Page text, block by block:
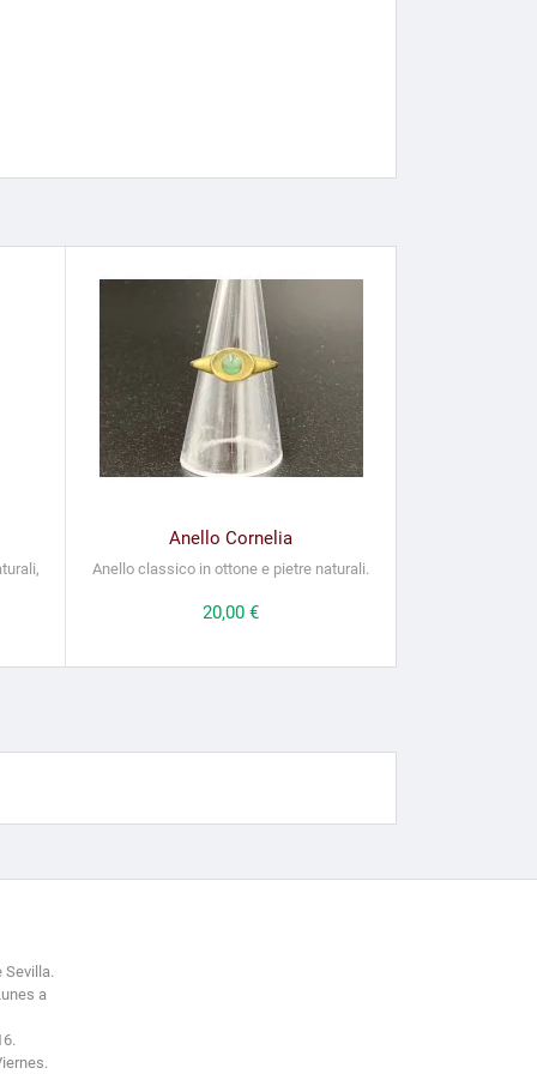
Anello Cornelia
Anello classico in ottone e pietre naturali.
Prezzo
20,00 €
Sevilla.
a